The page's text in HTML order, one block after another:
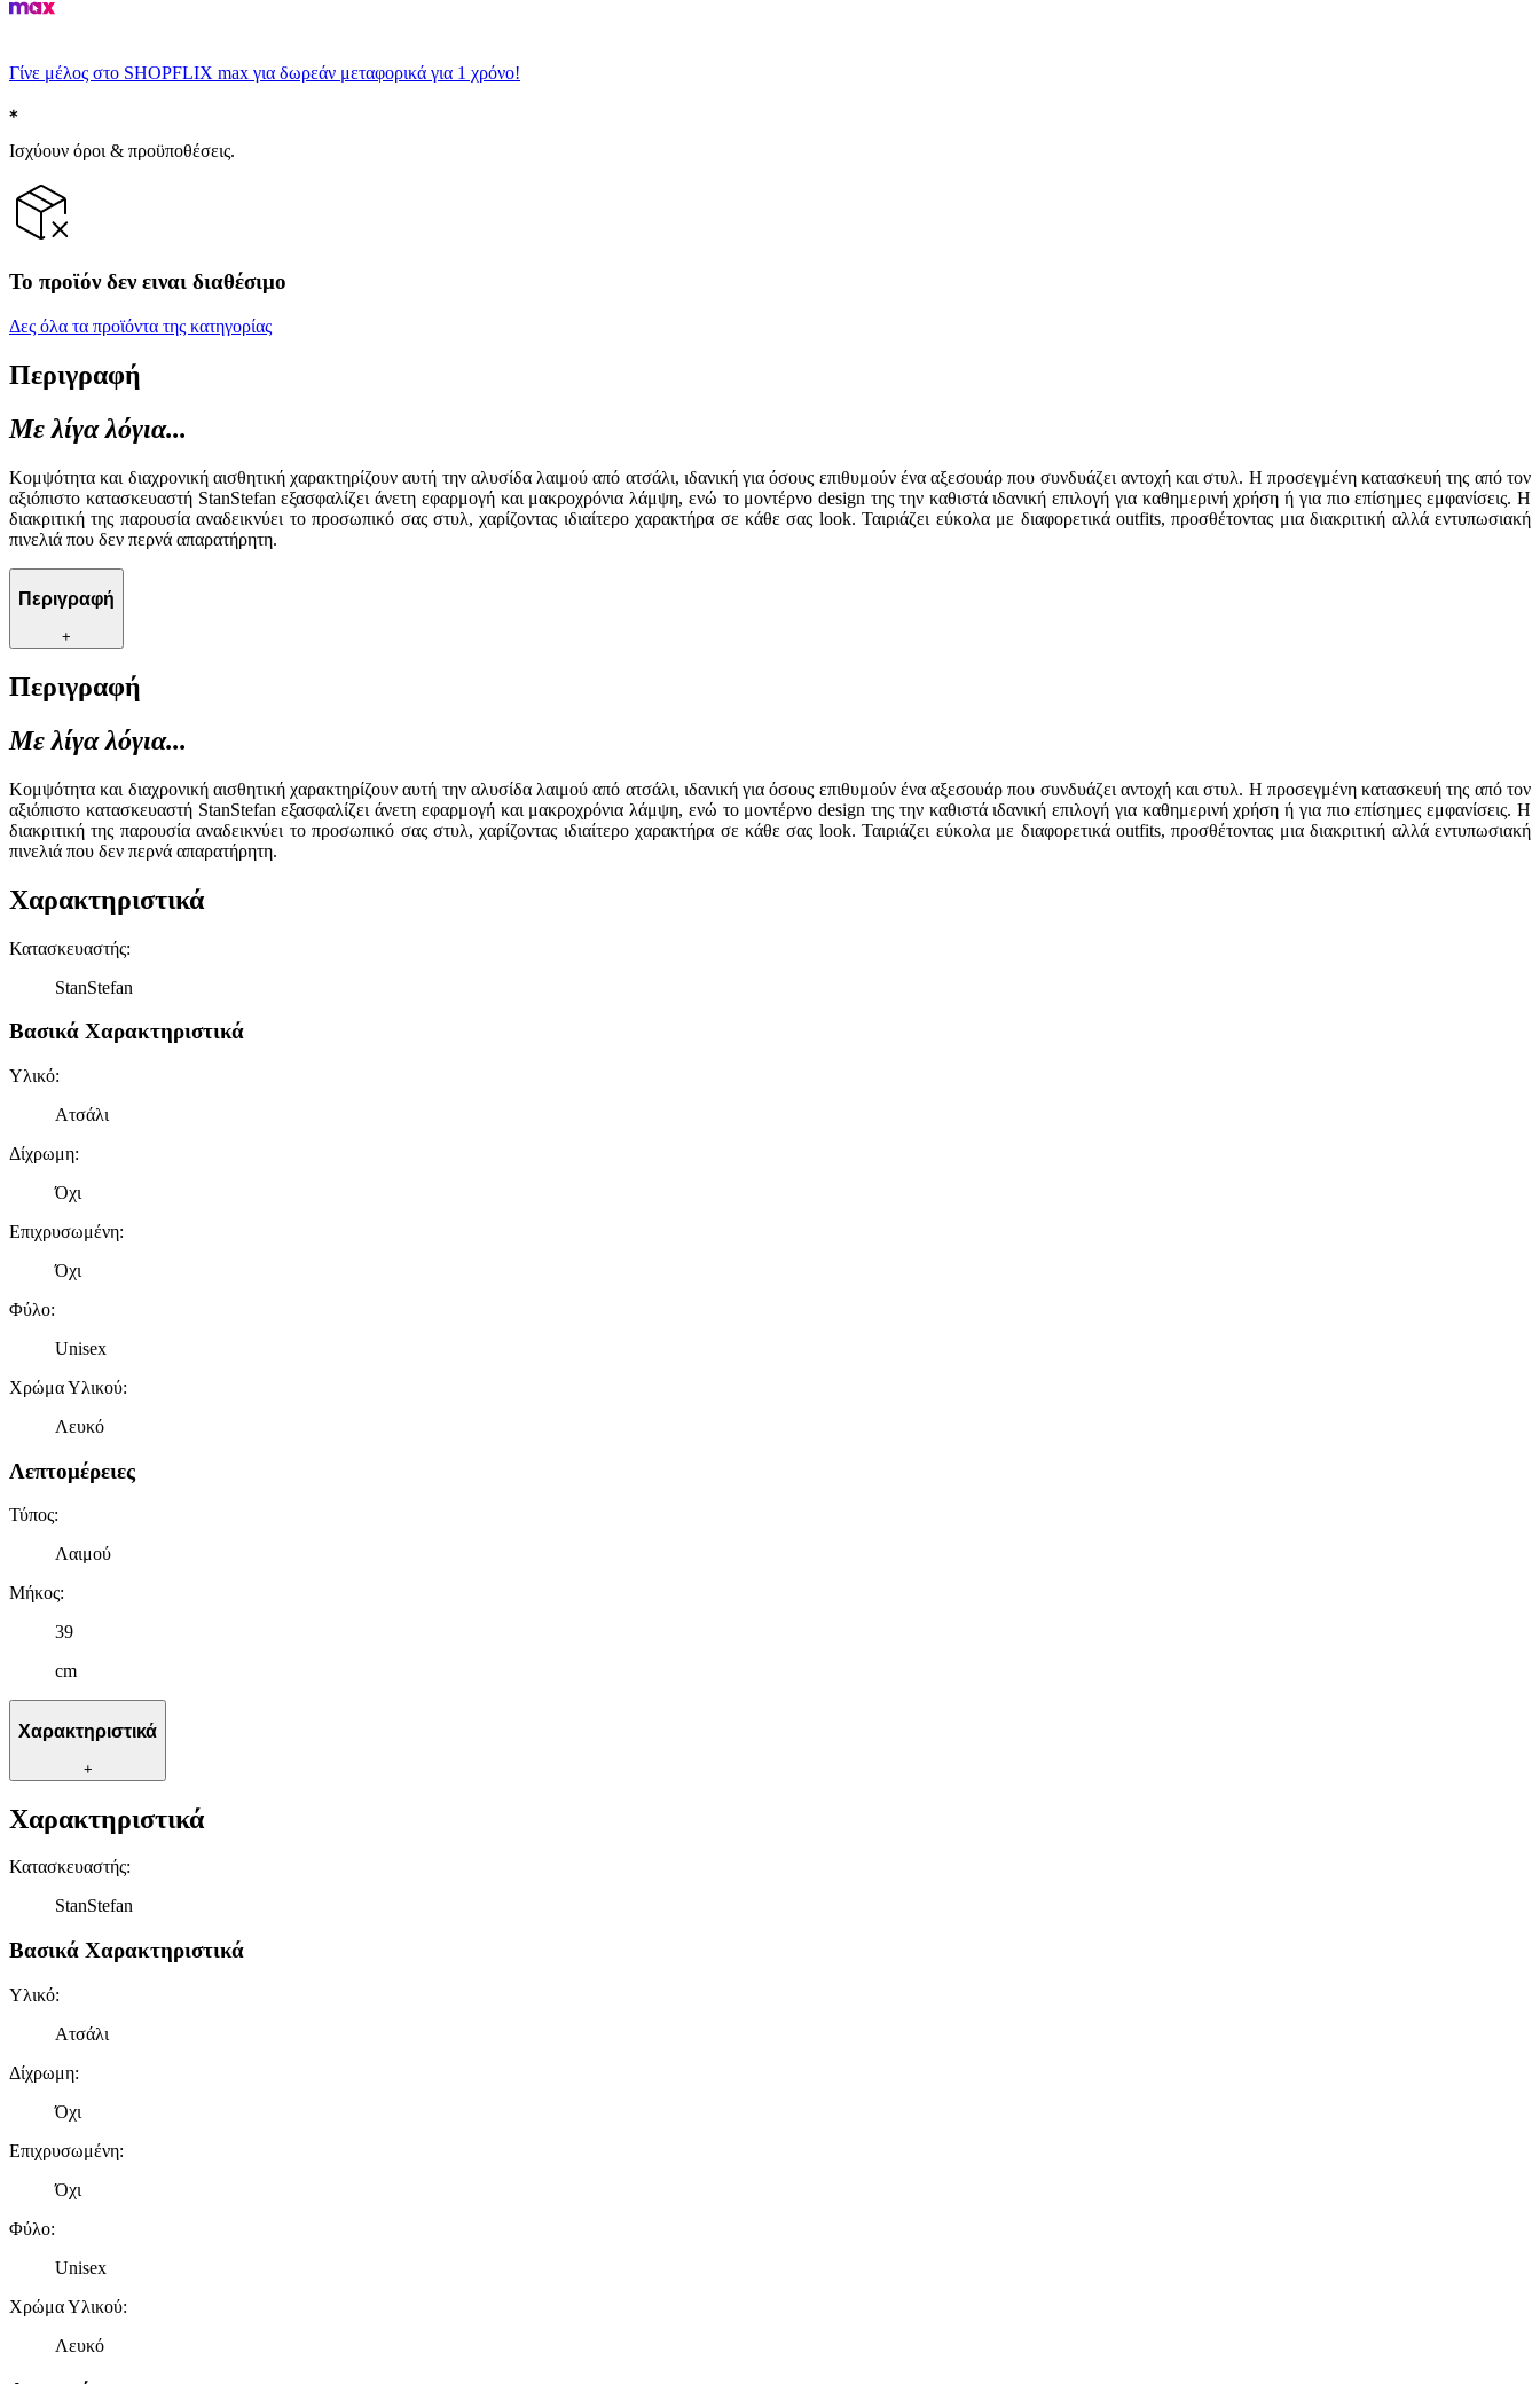
Γίνε μέλος στο SHOPFLIX max για δωρεάν μεταφορικά για 1 χρόνο!
Ισχύουν όροι & προϋποθέσεις.
Το προϊόν δεν ειναι διαθέσιμο
Δες όλα τα προϊόντα της κατηγορίας
Περιγραφή
Με λίγα λόγια...
Κομψότητα και διαχρονική αισθητική χαρακτηρίζουν αυτή την αλυσίδα λαιμού από ατσάλι, ιδανική για όσους επιθυμούν ένα αξεσουάρ που συνδυάζει αντοχή και στυλ. Η προσεγμένη κατασκευή της από τον
αξιόπιστο κατασκευαστή StanStefan εξασφαλίζει άνετη εφαρμογή και μακροχρόνια λάμψη, ενώ το μοντέρνο design της την καθιστά ιδανική επιλογή για καθημερινή χρήση ή για πιο επίσημες εμφανίσεις. Η
διακριτική της παρουσία αναδεικνύει το προσωπικό σας στυλ, χαρίζοντας ιδιαίτερο χαρακτήρα σε κάθε σας look. Ταιριάζει εύκολα με διαφορετικά outfits, προσθέτοντας μια διακριτική αλλά εντυπωσιακή
πινελιά που δεν περνά απαρατήρητη.
Περιγραφή
+
Περιγραφή
Με λίγα λόγια...
Κομψότητα και διαχρονική αισθητική χαρακτηρίζουν αυτή την αλυσίδα λαιμού από ατσάλι, ιδανική για όσους επιθυμούν ένα αξεσουάρ που συνδυάζει αντοχή και στυλ. Η προσεγμένη κατασκευή της από τον
αξιόπιστο κατασκευαστή StanStefan εξασφαλίζει άνετη εφαρμογή και μακροχρόνια λάμψη, ενώ το μοντέρνο design της την καθιστά ιδανική επιλογή για καθημερινή χρήση ή για πιο επίσημες εμφανίσεις. Η
διακριτική της παρουσία αναδεικνύει το προσωπικό σας στυλ, χαρίζοντας ιδιαίτερο χαρακτήρα σε κάθε σας look. Ταιριάζει εύκολα με διαφορετικά outfits, προσθέτοντας μια διακριτική αλλά εντυπωσιακή
πινελιά που δεν περνά απαρατήρητη.
Χαρακτηριστικά
Κατασκευαστής:
StanStefan
Βασικά Χαρακτηριστικά
Υλικό:
Ατσάλι
Δίχρωμη:
Όχι
Επιχρυσωμένη:
Όχι
Φύλο:
Unisex
Χρώμα Υλικού:
Λευκό
Λεπτομέρειες
Τύπος:
Λαιμού
Μήκος:
39
cm
Χαρακτηριστικά
+
Χαρακτηριστικά
Κατασκευαστής:
StanStefan
Βασικά Χαρακτηριστικά
Υλικό:
Ατσάλι
Δίχρωμη:
Όχι
Επιχρυσωμένη:
Όχι
Φύλο:
Unisex
Χρώμα Υλικού:
Λευκό